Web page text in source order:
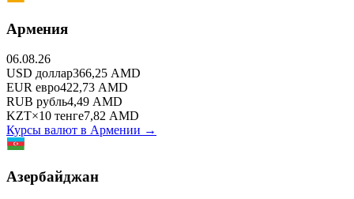
Армения
06.08.26
USD доллар366,25 AMD
EUR евро422,73 AMD
RUB рубль4,49 AMD
KZT×10 тенге7,82 AMD
Курсы валют в Армении →
Азербайджан